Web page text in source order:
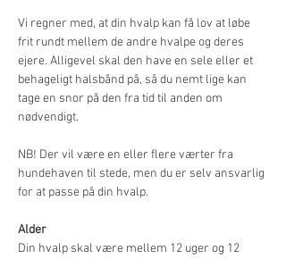
Vi regner med, at din hvalp kan få lov at løbe
frit rundt mellem de andre hvalpe og deres
ejere. Alligevel skal den have en sele eller et
behageligt halsbånd på, så du nemt lige kan
tage en snor på den fra tid til anden om
nødvendigt.
NB! Der vil være en eller flere værter fra
hundehaven til stede, men du er selv ansvarlig
for at passe på din hvalp.
Alder
Din hvalp skal være mellem 12 uger og 12